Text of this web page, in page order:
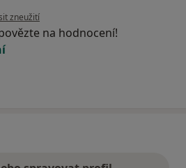
uživatele Váš účet byl odstraněn
zneužití
na hodnocení!